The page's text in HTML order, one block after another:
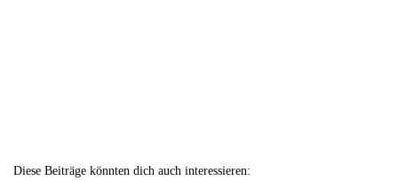
Diese Beiträge könnten dich auch interessieren: